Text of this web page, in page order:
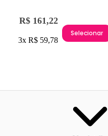
R$ 161,22
3x R$ 59,78
Selecionar